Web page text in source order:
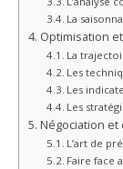
La
Optimisation
La
Les
Les
Les
Négociation et
L’art de
Faire face